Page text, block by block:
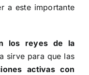
a este importante
los reyes de la
sirve para que las
activas con